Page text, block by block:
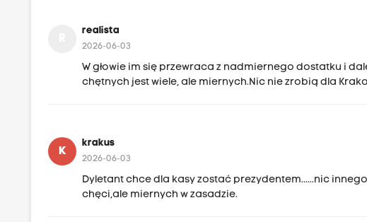
realista
2026-06-03
W głowie im się przewraca z nadmiernego dostatku i
chętnych jest wiele, ale miernych.Nic nie zrobią dla
K
krakus
2026-06-03
Dyletant chce dla kasy zostać prezydentem......nic
chęci,ale miernych w zasadzie.